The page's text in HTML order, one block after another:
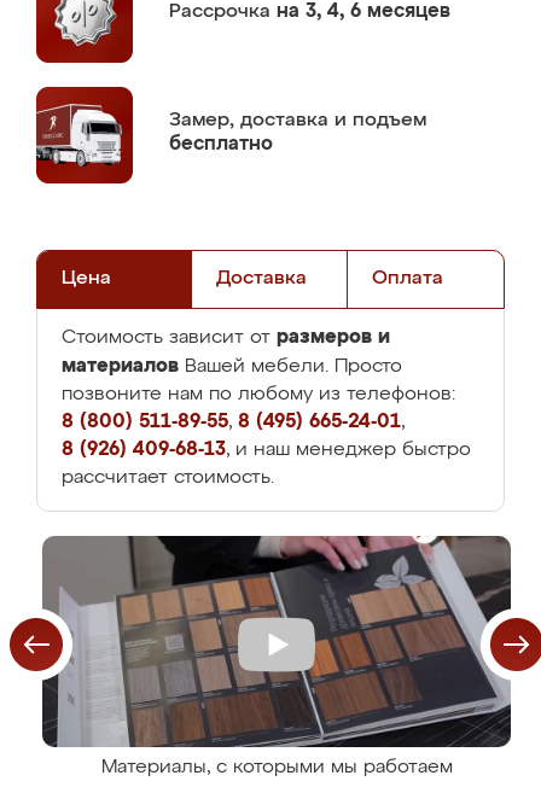
Рассрочка на 3, 4, 6 месяцев
Замер, доставка и подъем
бесплатно
Цена Доставка Оплата
Стоимость зависит от размеров и
материалов Вашей мебели. Просто
позвоните нам по любому из телефонов:
8 (800) 511-89-55, 8 (495) 665-24-01,
8 (926) 409-68-13, и наш менеджер быстро
рассчитает стоимость.
Материалы, с которыми мы работаем